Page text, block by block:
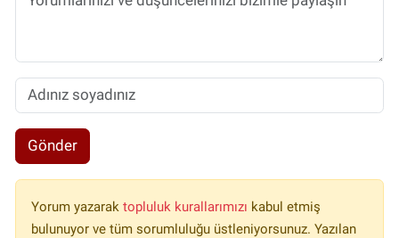
Gönder
Yorum yazarak topluluk kurallarımızı kabul etmiş
bulunuyor ve tüm sorumluluğu üstleniyorsunuz. Yazılan